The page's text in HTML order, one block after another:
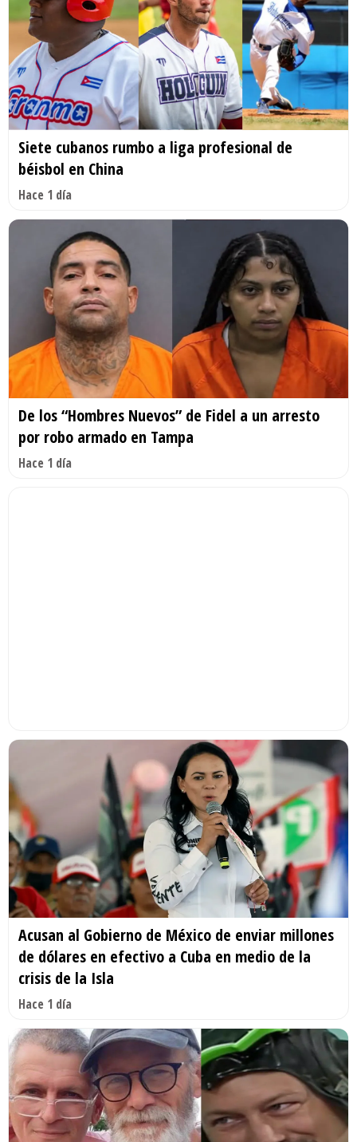
Siete cubanos rumbo a liga profesional de
béisbol en China
Hace 1 día
De los “Hombres Nuevos” de Fidel a un arresto
por robo armado en Tampa
Hace 1 día
Acusan al Gobierno de México de enviar millones
de dólares en efectivo a Cuba en medio de la
crisis de la Isla
Hace 1 día